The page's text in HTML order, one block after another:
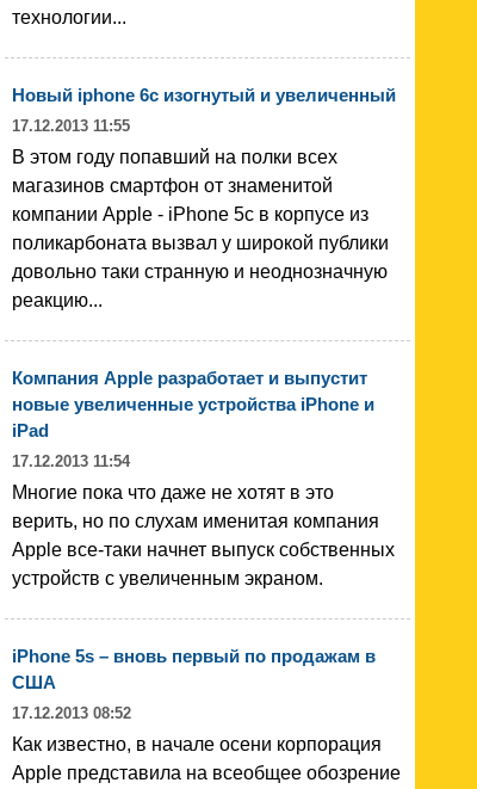
технологии...
Новый iphone 6c изогнутый и увеличенный
17.12.2013 11:55
В этом году попавший на полки всех
магазинов смартфон от знаменитой
компании Apple - iPhone 5c в корпусе из
поликарбоната вызвал у широкой публики
довольно таки странную и неоднозначную
реакцию...
Компания Apple разработает и выпустит
новые увеличенные устройства iPhone и
iPad
17.12.2013 11:54
Многие пока что даже не хотят в это
верить, но по слухам именитая компания
Apple все-таки начнет выпуск собственных
устройств с увеличенным экраном.
iPhone 5s – вновь первый по продажам в
США
17.12.2013 08:52
Как известно, в начале осени корпорация
Apple представила на всеобщее обозрение